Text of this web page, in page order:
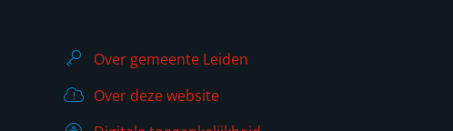
Over gemeente Leiden
Over deze website